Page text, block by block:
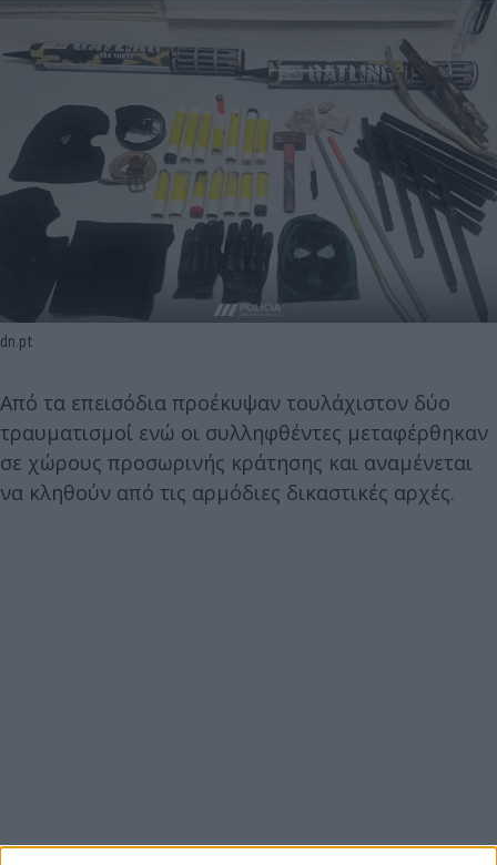
dn.pt
Από τα επεισόδια προέκυψαν τουλάχιστον δύο
τραυματισμοί ενώ οι συλληφθέντες μεταφέρθηκαν
σε χώρους προσωρινής κράτησης και αναμένεται
να κληθούν από τις αρμόδιες δικαστικές αρχές.